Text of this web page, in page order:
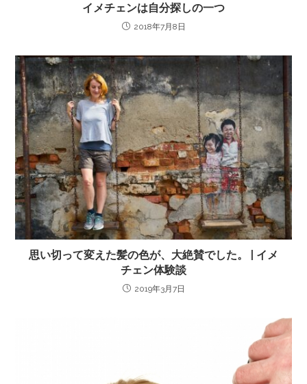
イメチェンは自分探しの一つ
2018年7月8日
思い切って変えた髪の色が、大絶賛でした。 | イメ
チェン体験談
2019年3月7日